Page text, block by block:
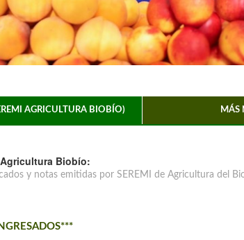
AGRICULTURA BIOBÍO) MÁS
Biobío:
y notas emitidas por SEREMI de Agricultura del